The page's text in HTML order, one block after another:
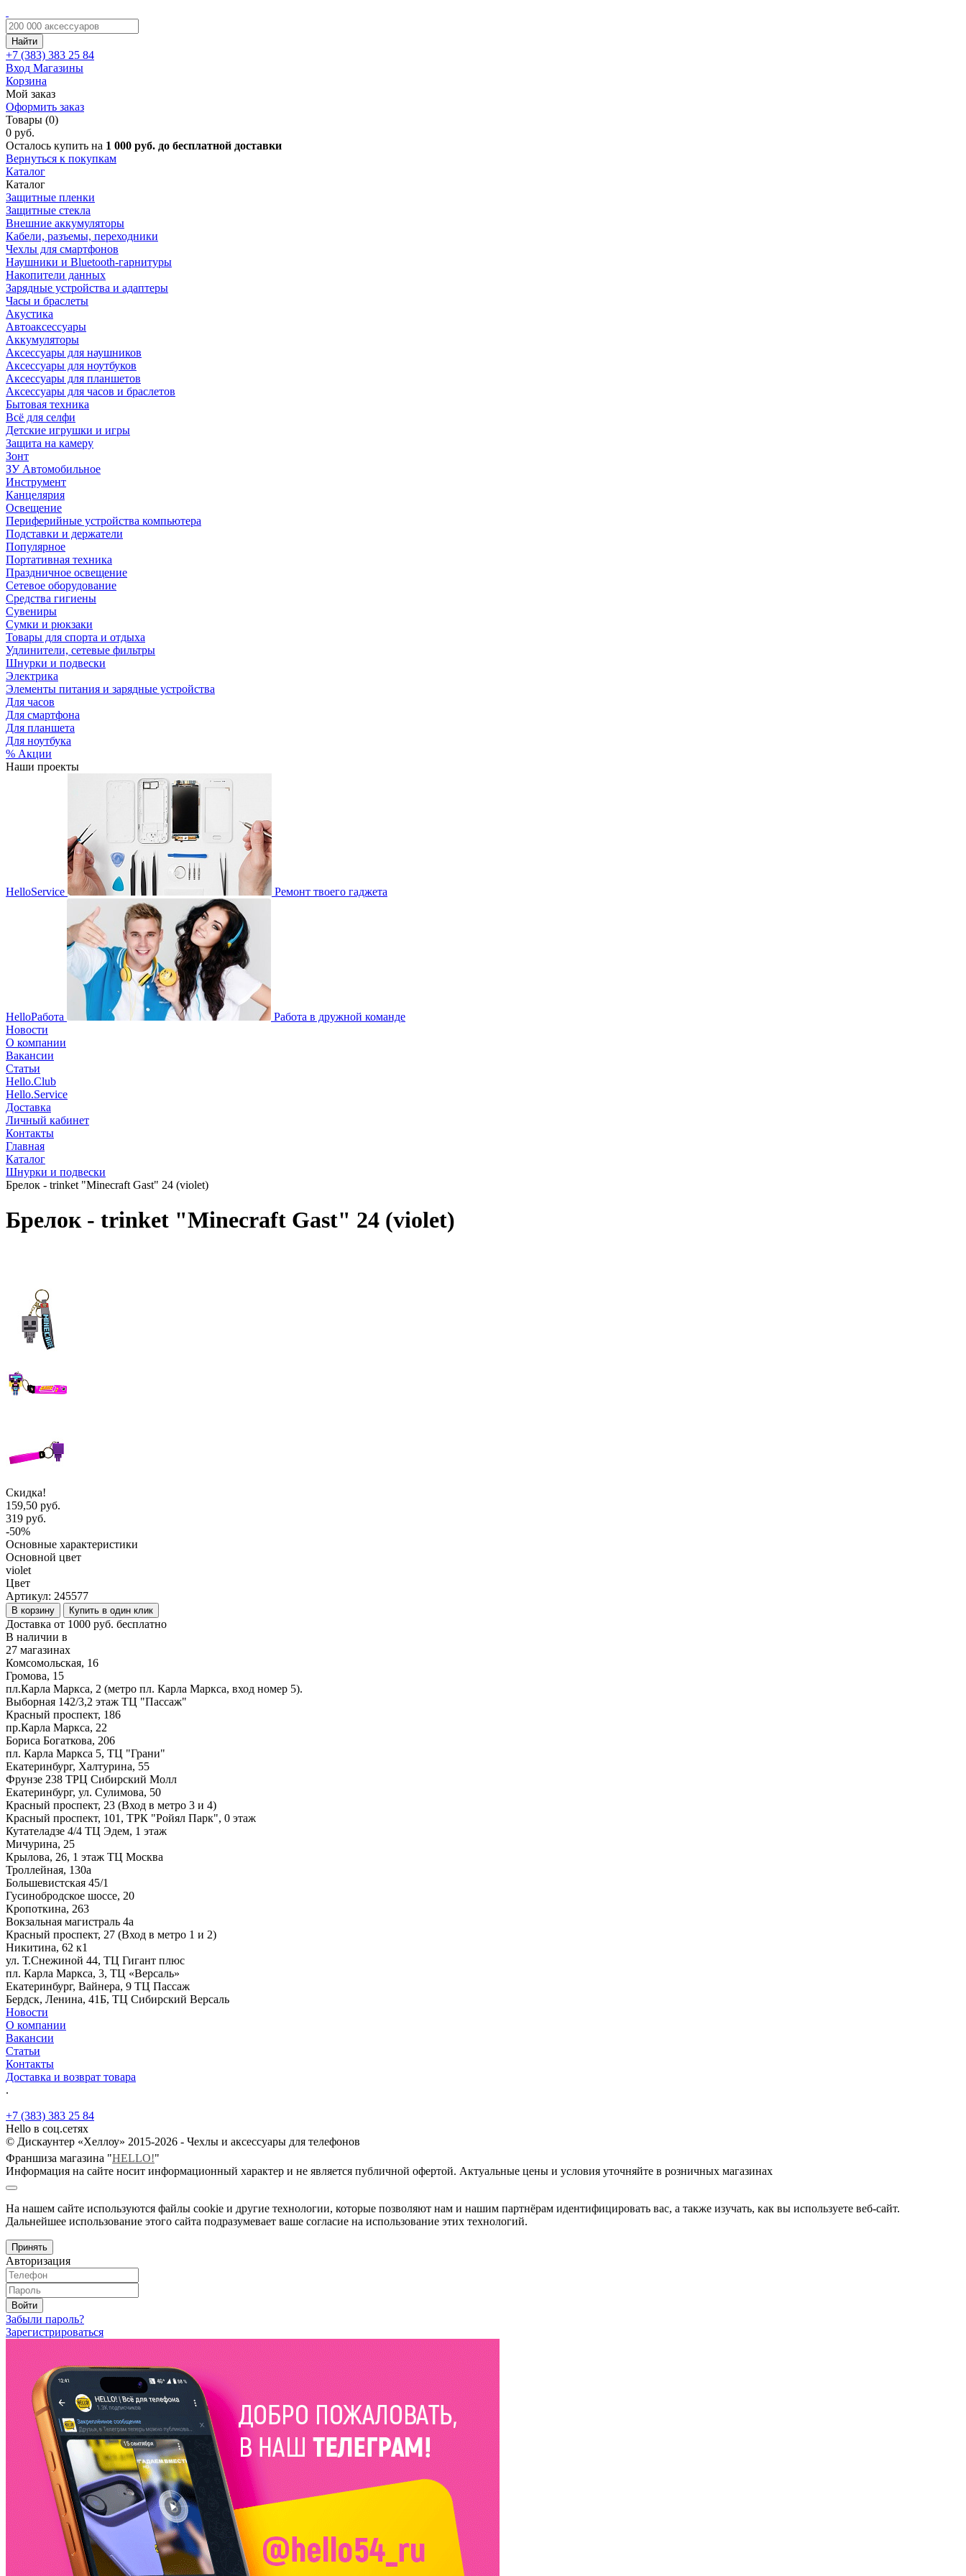
Найти
+7 (383) 383 25 84
Вход Магазины
Корзина
Мой заказ
Оформить заказ
Товары (0)
0 руб.
Осталось купить на 1 000 руб. до бесплатной доставки
Вернуться к покупкам
Каталог
Каталог
Защитные пленки
Защитные стекла
Внешние аккумуляторы
Кабели, разъемы, переходники
Чехлы для смартфонов
Наушники и Bluetooth-гарнитуры
Накопители данных
Зарядные устройства и адаптеры
Часы и браслеты
Акустика
Автоаксессуары
Аккумуляторы
Аксессуары для наушников
Аксессуары для ноутбуков
Аксессуары для планшетов
Аксессуары для часов и браслетов
Бытовая техника
Всё для селфи
Детские игрушки и игры
Защита на камеру
Зонт
ЗУ Автомобильное
Инструмент
Канцелярия
Освещение
Периферийные устройства компьютера
Подставки и держатели
Популярное
Портативная техника
Праздничное освещение
Сетевое оборудование
Средства гигиены
Сувениры
Сумки и рюкзаки
Товары для спорта и отдыха
Удлинители, сетевые фильтры
Шнурки и подвески
Электрика
Элементы питания и зарядные устройства
Для часов
Для смартфона
Для планшета
Для ноутбука
% Акции
Наши проекты
HelloService Ремонт твоего гаджета
HelloРабота
Работа в дружной команде
Новости
О компании
Вакансии
Статьи
Hello.Club
Hello.Service
Доставка
Личный кабинет
Контакты
Главная
Каталог
Шнурки и подвески
Брелок - trinket "Minecraft Gast" 24 (violet)
Брелок - trinket "Minecraft Gast" 24 (violet)
Скидка!
159,50 руб.
319 руб.
-50%
Основные характеристики
Основной цвет
violet
Цвет
Артикул: 245577
В корзину Купить в один клик
Доставка от 1000 руб. бесплатно
В наличии в
27 магазинах
Комсомольская, 16
Громова, 15
пл.Карла Маркса, 2 (метро пл. Карла Маркса, вход номер 5).
Выборная 142/3,2 этаж ТЦ "Пассаж"
Красный проспект, 186
пр.Карла Маркса, 22
Бориса Богаткова, 206
пл. Карла Маркса 5, ТЦ "Грани"
Екатеринбург, Халтурина, 55
Фрунзе 238 ТРЦ Сибирский Молл
Екатеринбург, ул. Сулимова, 50
Красный проспект, 23 (Вход в метро 3 и 4)
Красный проспект, 101, ТРК "Ройял Парк", 0 этаж
Кутателадзе 4/4 ТЦ Эдем, 1 этаж
Мичурина, 25
Крылова, 26, 1 этаж ТЦ Москва
Троллейная, 130а
Большевистская 45/1
Гусинобродское шоссе, 20
Кропоткина, 263
Вокзальная магистраль 4а
Красный проспект, 27 (Вход в метро 1 и 2)
Никитина, 62 к1
ул. Т.Снежиной 44, ТЦ Гигант плюс
пл. Карла Маркса, 3, ТЦ «Версаль»
Екатеринбург, Вайнера, 9 ТЦ Пассаж
Бердск, Ленина, 41Б, ТЦ Сибирский Версаль
Новости
О компании
Вакансии
Статьи
Контакты
Доставка и возврат товара
.
+7 (383) 383 25 84
Hello в соц.сетях
© Дискаунтер «Хеллоу» 2015-2026 - Чехлы и аксессуары для телефонов
Франшиза магазина "HELLO!"
Информация на сайте носит информационный характер и не является публичной офертой. Актуальные цены и условия уточняйте в розничных магазинах
На нашем сайте используются файлы cookie и другие технологии, которые позволяют нам и нашим партнёрам идентифицировать вас, а также изучать, как вы используете веб-сайт.
Дальнейшее использование этого сайта подразумевает ваше согласие на использование этих технологий.
Принять
Авторизация
Войти
Забыли пароль?
Зарегистрироваться